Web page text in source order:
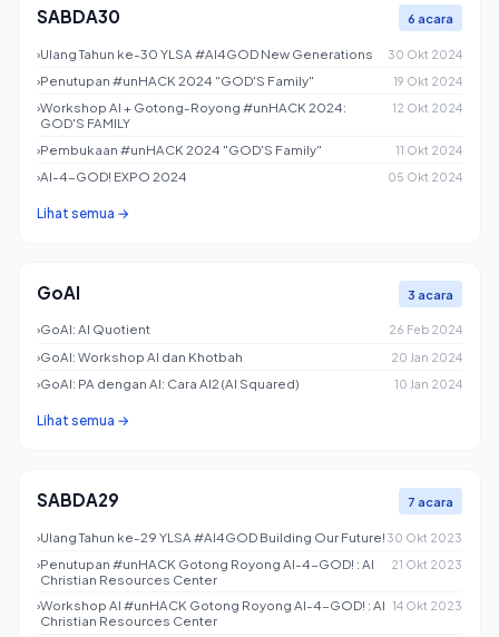
SABDA30 6 acara
›Ulang Tahun ke-30 YLSA #AI4GOD New Generations 30 Okt 2024
›Penutupan #unHACK 2024 "GOD'S Family" 19 Okt 2024
›Workshop AI + Gotong-Royong #unHACK 2024:
GOD'S FAMILY
12 Okt 2024
›Pembukaan #unHACK 2024 "GOD'S Family" 11 Okt 2024
›AI-4-GOD! EXPO 2024 05 Okt 2024
Lihat semua →
GoAI 3 acara
›GoAI: AI Quotient 26 Feb 2024
›GoAI: Workshop AI dan Khotbah 20 Jan 2024
›GoAI: PA dengan AI: Cara AI2 (AI Squared) 10 Jan 2024
Lihat semua →
SABDA29 7 acara
›Ulang Tahun ke-29 YLSA #AI4GOD Building Our Future! 30 Okt 2023
›Penutupan #unHACK Gotong Royong AI-4-GOD! : AI
Christian Resources Center
21 Okt 2023
›Workshop AI #unHACK Gotong Royong AI-4-GOD! : AI
Christian Resources Center
14 Okt 2023